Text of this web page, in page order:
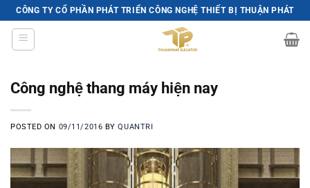
Skip
to
content
CÔNG TY CỔ PHẦN PHÁT TRIỂN CÔNG NGHỆ THIẾT BỊ THUẬN PHÁT
Công nghệ thang máy hiện nay
POSTED ON 09/11/2016 BYQUANTRI